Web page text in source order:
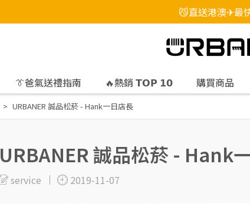
😼直送港澳✈最
👔爸氣送禮指南 🔥熱銷 𝗧𝗢𝗣 𝟭𝟬 購買商品
URBANER 誠品松菸 - Hank一日店長
URBANER 誠品松菸 - Hank
service 2019-11-07